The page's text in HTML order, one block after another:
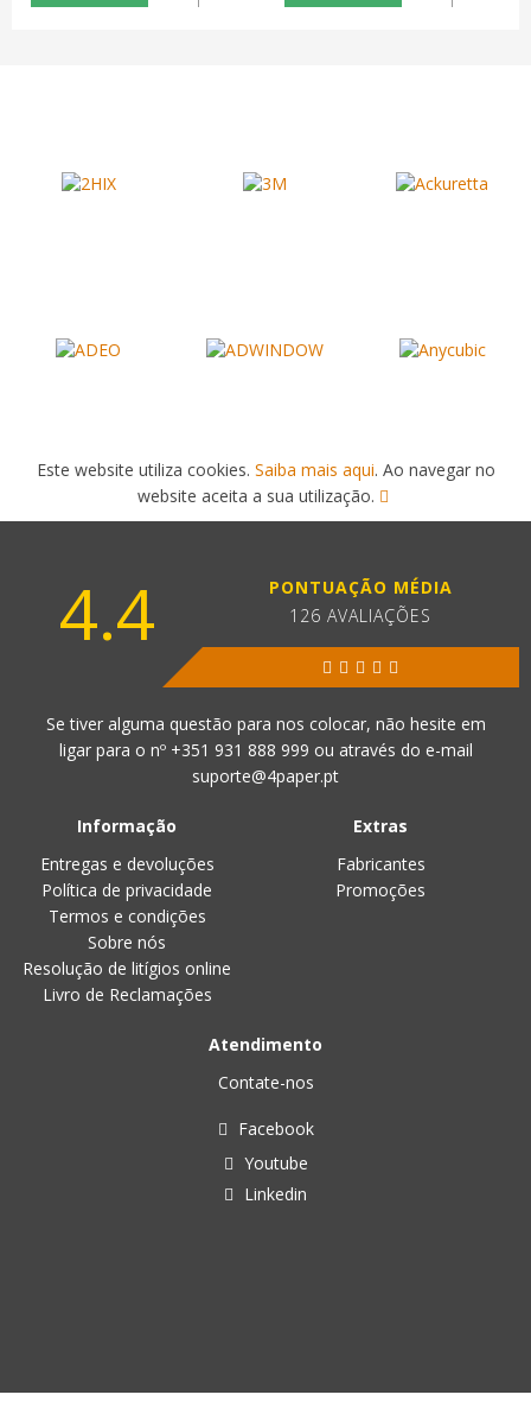
Este website utiliza cookies. Saiba mais aqui. Ao navegar no
website aceita a sua utilização.
4.4
PONTUAÇÃO MÉDIA
126 AVALIAÇÕES
Se tiver alguma questão para nos colocar, não hesite em
ligar para o nº +351 931 888 999 ou através do e-mail
suporte@4paper.pt
Informação
Entregas e devoluções
Política de privacidade
Termos e condições
Sobre nós
Resolução de litígios online
Livro de Reclamações
Extras
Fabricantes
Promoções
Atendimento
Contate-nos
Facebook
Youtube
Linkedin